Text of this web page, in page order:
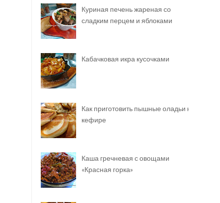
Куриная печень жареная со
сладким перцем и яблоками
Кабачковая икра кусочками
Как приготовить пышные оладьи на
кефире
Каша гречневая с овощами
«Красная горка»